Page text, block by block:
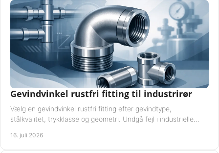
Gevindvinkel rustfri fitting til industrirør
Vælg en gevindvinkel rustfri fitting efter gevindtype,
stålkvalitet, trykklasse og geometri. Undgå fejl i industrielle
16. juli 2026